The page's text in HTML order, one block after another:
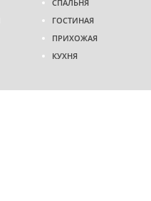
СПАЛЬНЯ
ГОСТИНАЯ
ПРИХОЖАЯ
КУХНЯ